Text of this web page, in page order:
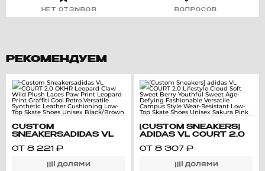
НЕТ ОТЗЫВОВ ВОПРОСОВ
РЕКОМЕНДУЕМ
CUSTOM
SNEAKERSADIDAS VL
LEOPARD CLAW WILD
PRINT LEOPARD PRINT
ОТ 8 221 ₽
[CUSTOM SNEAKERS]
ADIDAS VL COURT 2.0
SWEET BERRY
AGE-DEFYING
ОТ 8 307 ₽